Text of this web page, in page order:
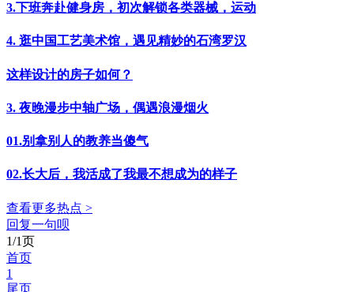
3.下班奔赴健身房，初次解锁各类器械，运动
4. 逛中国工艺美术馆，遇见精妙的石湾罗汉
这样设计的房子如何？
3. 夜晚漫步中轴广场，偶遇浪漫烟火
01.别拿别人的教养当傻气
02.长大后，我活成了我最不想成为的样子
查看更多热点 >
回复一句呗
1/1页
首页
1
尾页